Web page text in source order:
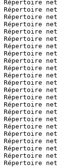
Répertoire
Répertoire
Répertoire
Répertoire
Répertoire
Répertoire
Répertoire
Répertoire
Répertoire
Répertoire
Répertoire
Répertoire
Répertoire
Répertoire
Répertoire
Répertoire
Répertoire
Répertoire
Répertoire
Répertoire
Répertoire
Répertoire
Répertoire